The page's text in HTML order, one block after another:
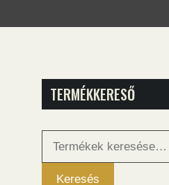
TERMÉKKERESŐ
Keresés
Keresés